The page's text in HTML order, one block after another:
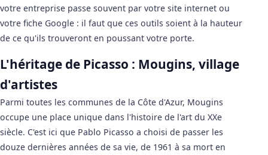
votre entreprise passe souvent par votre site internet ou
votre fiche Google : il faut que ces outils soient à la hauteur
de ce qu'ils trouveront en poussant votre porte.
L'héritage de Picasso : Mougins, village
d'artistes
Parmi toutes les communes de la Côte d'Azur, Mougins
occupe une place unique dans l'histoire de l'art du XXe
siècle. C'est ici que Pablo Picasso a choisi de passer les
douze dernières années de sa vie, de 1961 à sa mort en